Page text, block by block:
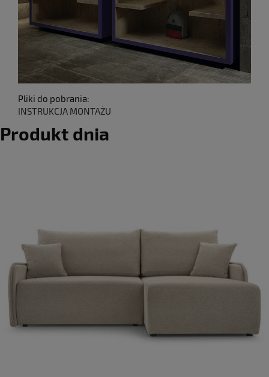
Pliki do pobrania:
INSTRUKCJA MONTAŻU
Produkt dnia